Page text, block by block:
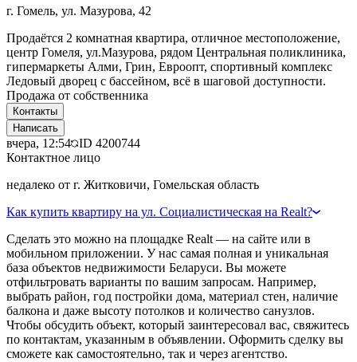
г. Гомель, ул. Мазурова, 42
Продаётся 2 комнатная квартира, отличное местоположение,
центр Гомеля, ул.Мазурова, рядом Центральная поликлиника,
гипермаркеты Алми, Грин, Евроопт, спортивный комплекс
Ледовый дворец с бассейном, всё в шаговой доступности.
Продажа от собственника
Контакты
Написать
вчера, 12:54 ID 4200744
Контактное лицо
недалеко от г. Житковичи, Гомельская область
Как купить квартиру на ул. Социалистическая на Realt?
Сделать это можно на площадке Realt — на сайте или в
мобильном приложении. У нас самая полная и уникальная
база объектов недвижимости Беларуси. Вы можете
отфильтровать варианты по вашим запросам. Например,
выбрать район, год постройки дома, материал стен, наличие
балкона и даже высоту потолков и количество санузлов.
Чтобы обсудить объект, который заинтересовал вас, свяжитесь
по контактам, указанным в объявлении. Оформить сделку вы
сможете как самостоятельно, так и через агентство.